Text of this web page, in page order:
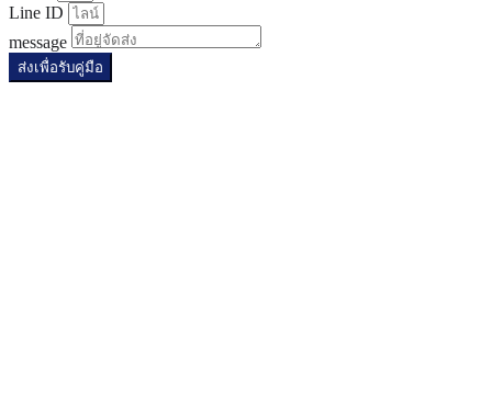
Line ID
message
ส่งเพื่อรับคู่มือ